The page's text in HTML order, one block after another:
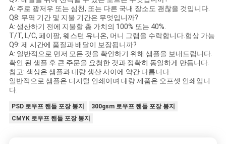
A: 주로 광저우 또는 심천, 또는 다른 국내 장소도 괜찮을 것입니다.
Q8: 무역 기간 및 지불 기간은 무엇입니까?
A: 생산하기 전에 지불할 총 가치의 100% 또는 40%.
T/T, L/C, 페이팔, 웨스턴 유니온, 머니 그램을 수락합니다.협상 가능
Q9: 제 시간에 품질과 배달이 보장됩니까?
A: 일반적으로 먼저 모든 것을 확인하기 위해 샘플을 보내드립니다.
확인 된 샘플 후 큰 주문을 요청한 것과 정확히 동일하게 만듭니다.
참고: 색상은 샘플과 대량 생산 사이에 약간 다릅니다.
일반적으로 샘플은 디지털 인쇄이며 대량 제품은 오프셋 인쇄입니
다.
PSD 로우프 핸들 포장 봉지
300gsm 로우프 핸들 포장 봉지
CMYK 로우프 핸들 포장 봉지